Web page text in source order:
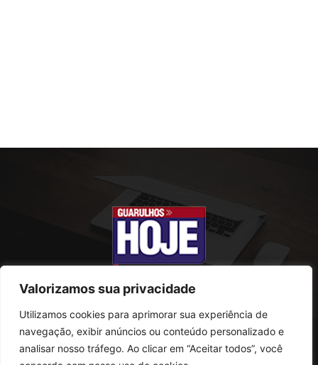
Valorizamos sua privacidade
Utilizamos cookies para aprimorar sua experiência de
navegação, exibir anúncios ou conteúdo personalizado e
analisar nosso tráfego. Ao clicar em “Aceitar todos”, você
SOBRE NÓS